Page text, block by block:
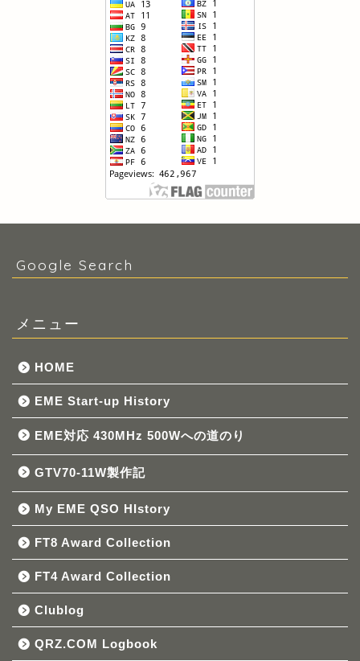
Google Search
メニュー
HOME
EME Start-up History
EME対応 430MHz 500Wへの道のり
GTV70-11W製作記
My EME QSO HIstory
FT8 Award Collection
FT4 Award Collection
Clublog
QRZ.COM Logbook